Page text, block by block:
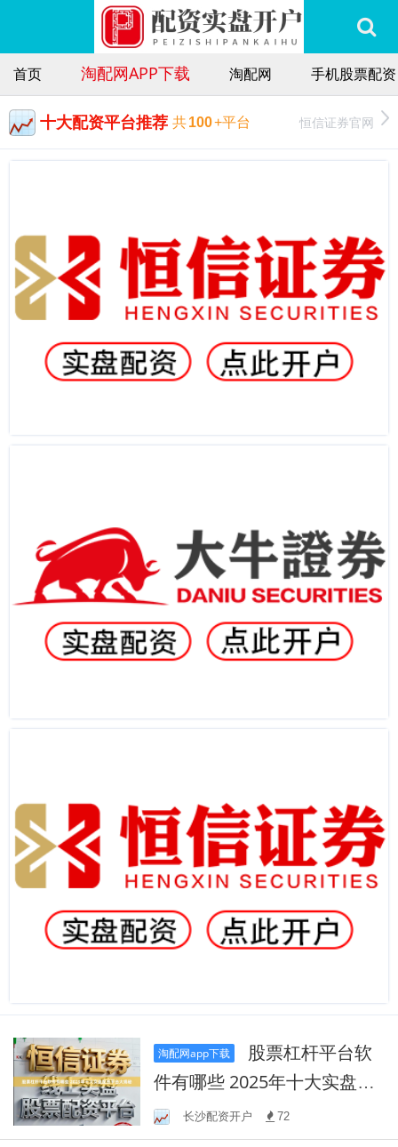
首页 淘配网APP下载 淘配网 手机股票配资
十大配资平台推荐 共100+平台 恒信证券官网
淘配网app下载
件有哪些 2025年十大实盘配
资平台大揭秘
长沙配资开户 72